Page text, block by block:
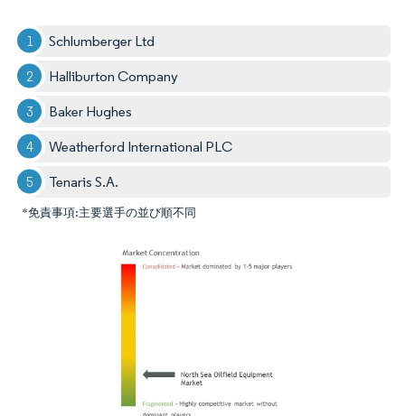
Schlumberger Ltd
Halliburton Company
Baker Hughes
Weatherford International PLC
Tenaris S.A.
*免責事項:主要選手の並び順不同